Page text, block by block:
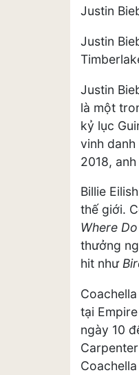
Justin
Justin
Justin
là một
kỷ lục
vinh
2018,
Billie
thế giới.
Where
thưởng
hit như
tại
ngày 10